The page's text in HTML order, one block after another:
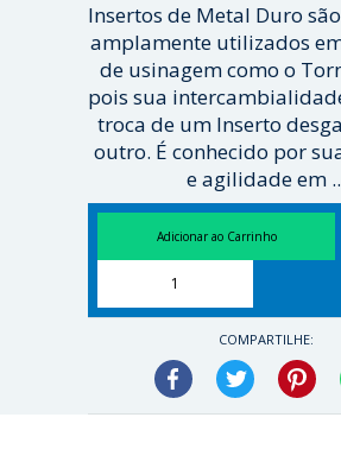
Insertos de Metal Duro
amplamente utilizados
de usinagem como o
pois sua
troca de um Inserto
outro. É conhecido por
e agilidade em
[ Veja mais ]
COMPARTILHE:
Facebook Twitter